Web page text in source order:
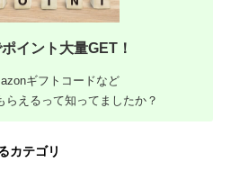
イント大量GET！
ギフトコードなど
らえるって知ってましたか？
カテゴリ